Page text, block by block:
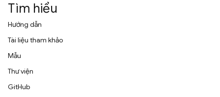
Tìm hiểu
Hướng dẫn
Tài liệu tham khảo
Mẫu
Thư viện
GitHub